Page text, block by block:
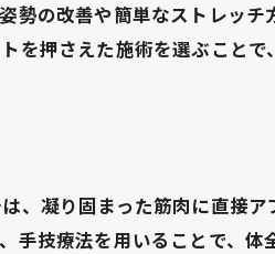
勢の改善や簡単なストレッチ
を押さえた施術を選ぶことで
凝り固まった筋肉に直接ア
手技療法を用いることで、体